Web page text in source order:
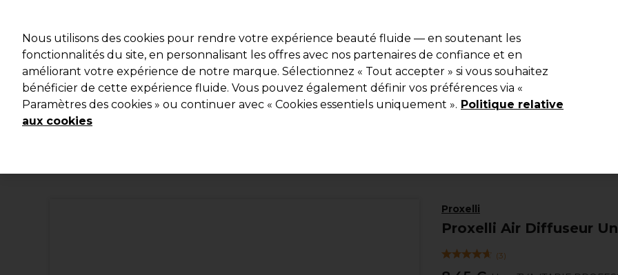
Rechercher
Marques Bons plans Coiffure Electro et Matériel Equipement de salon Beauté Hommes Les
Livraison et délais
Proxelli
Proxelli Air Diffuseur
(3)
Nous utilisons des cookies pour rendre votre expérience beauté fluide — en soutenant les
fonctionnalités du site, en personnalisant les offres avec nos partenaires de confiance et en
améliorant votre expérience de notre marque. Sélectionnez « Tout accepter » si vous souhaitez
bénéficier de cette expérience fluide. Vous pouvez également définir vos préférences via «
Paramètres des cookies » ou continuer avec « Cookies essentiels uniquement ». Politique relative
aux cookies